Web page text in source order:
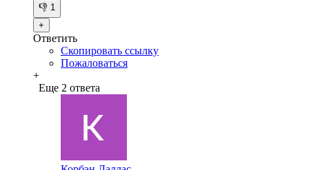
👎 1
+
Ответить
Скопировать ссылку
Пожаловаться
+
Еще 2 ответа